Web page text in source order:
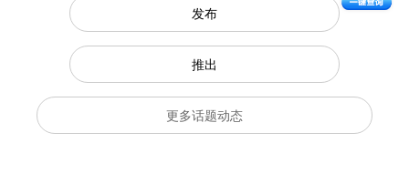
发布
推出
更多话题动态